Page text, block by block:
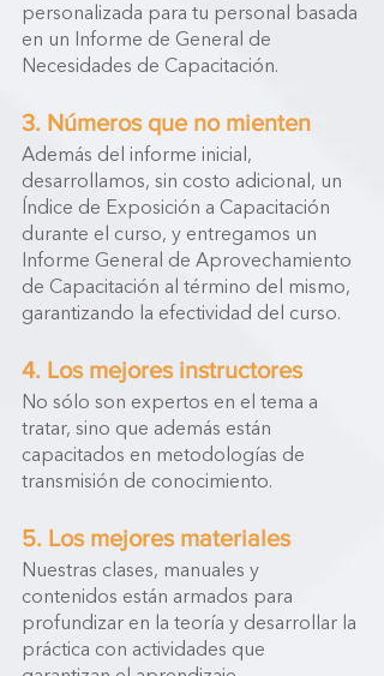
personalizada para tu personal basada
en un Informe de General de
Necesidades de Capacitación.
3. Números que no mienten
Además del informe inicial,
desarrollamos, sin costo adicional, un
Índice de Exposición a Capacitación
durante el curso, y entregamos un
Informe General de Aprovechamiento
de Capacitación al término del mismo,
garantizando la efectividad del curso.
4. Los mejores instructores
No sólo son expertos en el tema a
tratar, sino que además están
capacitados en metodologías de
transmisión de conocimiento.
5. Los mejores materiales
Nuestras clases, manuales y
contenidos están armados para
profundizar en la teoría y desarrollar la
práctica con actividades que